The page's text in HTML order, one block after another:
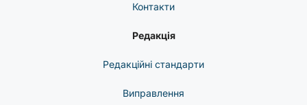
Контакти
Редакція
Редакційні стандарти
Виправлення